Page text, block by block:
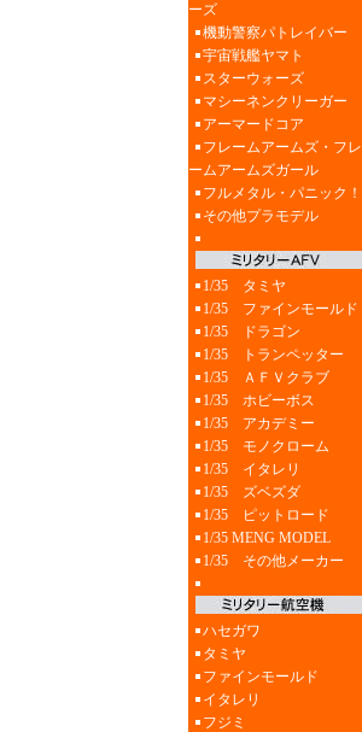
ーズ
機動警察パトレイバー
宇宙戦艦ヤマト
スターウォーズ
マシーネンクリーガー
アーマードコア
フレームアームズ・フレ
ームアームズガール
フルメタル・パニック！
その他プラモデル
1/35 タミヤ
1/35 ファインモールド
1/35 ドラゴン
1/35 トランペッター
1/35 ＡＦＶクラブ
1/35 ホビーボス
1/35 アカデミー
1/35 モノクローム
1/35 イタレリ
1/35 ズベズダ
1/35 ピットロード
1/35 MENG MODEL
1/35 その他メーカー
ハセガワ
タミヤ
ファインモールド
イタレリ
フジミ